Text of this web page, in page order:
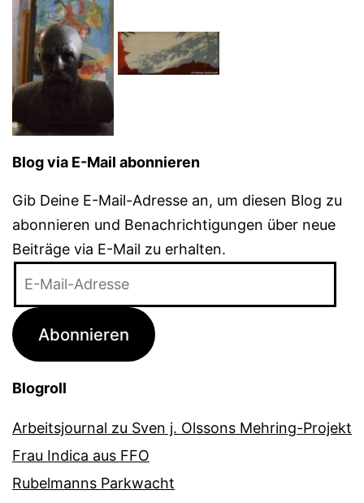
Blog via E-Mail abonnieren
Gib Deine E-Mail-Adresse an, um diesen Blog zu
abonnieren und Benachrichtigungen über neue
Beiträge via E-Mail zu erhalten.
Adresse
Abonnieren
Blogroll
Arbeitsjournal zu Sven j. Olssons Mehring-Projekt
Frau Indica aus FFO
Rubelmanns Parkwacht